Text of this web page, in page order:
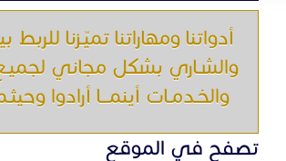
أدواتنا ومهاراتنا تميّـزنا للربط
والشـاري بشكل مجاني
والخـدمـات أينمـــا أرادوا
تصفح في الموقع